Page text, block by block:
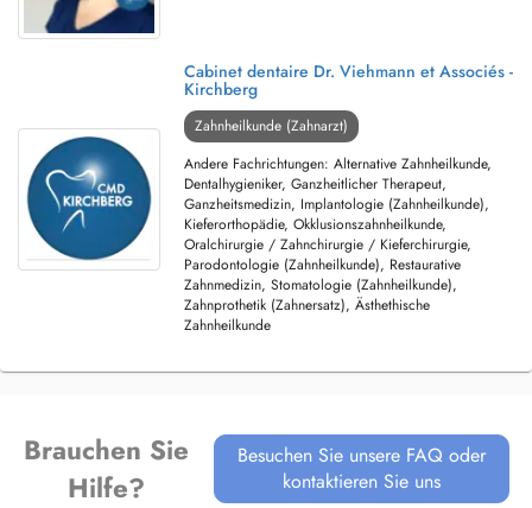
Cabinet dentaire Dr. Viehmann et Associés -
Kirchberg
Zahnheilkunde (Zahnarzt)
Andere Fachrichtungen: Alternative Zahnheilkunde,
Dentalhygieniker, Ganzheitlicher Therapeut,
Ganzheitsmedizin, Implantologie (Zahnheilkunde),
Kieferorthopädie, Okklusionszahnheilkunde,
Oralchirurgie / Zahnchirurgie / Kieferchirurgie,
Parodontologie (Zahnheilkunde), Restaurative
Zahnmedizin, Stomatologie (Zahnheilkunde),
Zahnprothetik (Zahnersatz), Ästhethische
Zahnheilkunde
Brauchen Sie
Hilfe?
Besuchen Sie unsere FAQ oder
kontaktieren Sie uns